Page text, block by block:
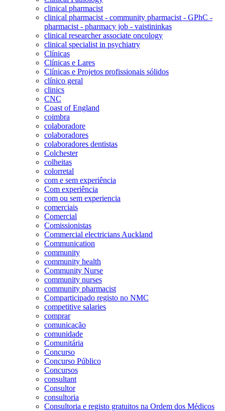
clinical pharmacist
clinical pharmacist - community pharmacist - GPhC -
pharmacist - pharmacy job - vaistininkas
clinical researcher associate oncology
clinical specialist in psychiatry
Clínicas
Clínicas e Lares
Clínicas e Projetos profissionais sólidos
clínico geral
clinics
CNC
Coast of England
coimbra
colaboradore
colaboradores
colaboradores dentistas
Colchester
colheitas
colorretal
com e sem experiência
Com experiência
com ou sem experiencia
comerciais
Comercial
Comissionistas
Commercial electricians Auckland
Communication
community
community health
Community Nurse
community nurses
community pharmacist
Comparticipado registo no NMC
competitive salaries
comprar
comunicação
comunidade
Comunitária
Concurso
Concurso Público
Concursos
consultant
Consultor
consultoria
Consultoria e registo gratuitos na Ordem dos Médicos